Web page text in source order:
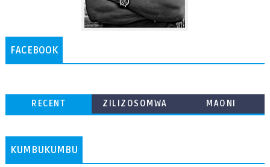
FACEBOOK
RECENT
ZILIZOSOMWA
MAONI
KUMBUKUMBU